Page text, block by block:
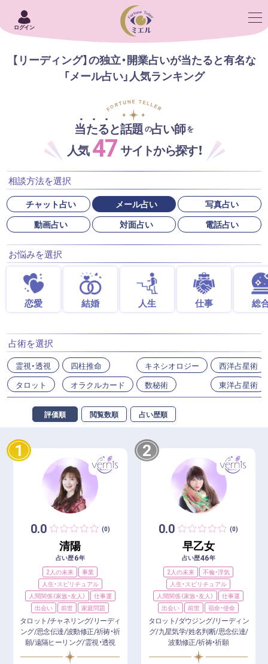
ログイン
【リーディング】の独立・開業占いが当たると有名な
「メール占い」人気ランキング
当たると話題の占い師を
人気47サイトから探す！
相談方法を選択
チャット占い メール占い
写真占い
動画占い
対面占い 電話占い
お悩みを選択
恋愛 結婚 人生 仕事 総
占術を選択
霊視・透視
タロット
四柱推命
オラクルカード
キネシオロジー
数秘術
西洋占星術
東洋占星術
評価順 閲覧数順 占い歴順
1
0.0 (0)
清陽
占い歴6年
2人の未来
事業
人生・スピリチュアル
人間関係（家族・友人）
仕事運
出会い
前世 家庭問題
タロット/チャネリング/リーディ
ング/思念伝達/波動修正/祈祷・祈
願/遠隔ヒーリング/霊視・透視
2
0.0 (0)
早乙女
占い歴46年
2人の未来
不倫・浮気
人生・スピリチュアル
人間関係（家族・友人）
仕事運
出会い
前世 宿命・使命
タロット/ダウジング/リーディン
グ/九星気学/姓名判断/思念伝達/
波動修正/祈祷・祈願